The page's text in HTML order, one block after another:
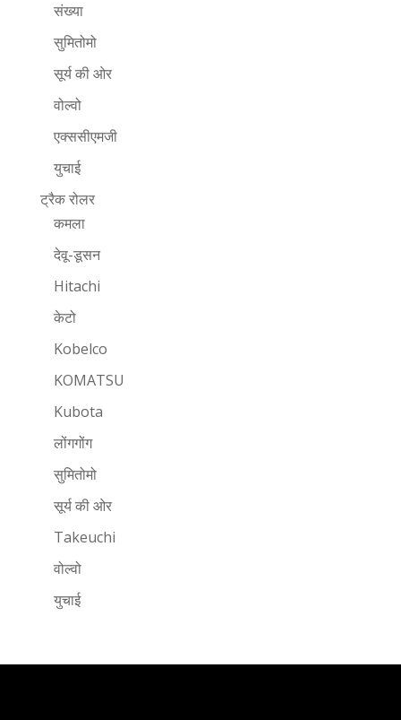
संख्या
सुमितोमो
सूर्य की ओर
वोल्वो
एक्ससीएमजी
युचाई
ट्रैक रोलर
कमला
देवू-डूसन
Hitachi
केटो
Kobelco
KOMATSU
Kubota
लोंगगोंग
सुमितोमो
सूर्य की ओर
Takeuchi
वोल्वो
युचाई